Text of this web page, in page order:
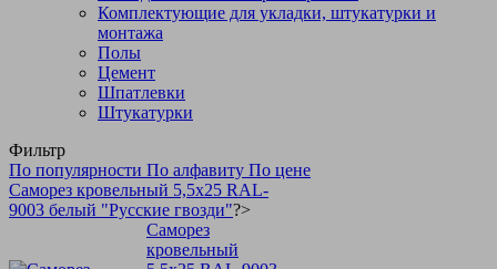
Комплектующие для укладки, штукатурки и
монтажа
Полы
Цемент
Шпатлевки
Штукатурки
Фильтр
По популярности По алфавиту По цене
Саморез кровельный 5,5х25 RAL-
9003 белый "Русские гвозди"?>
Саморез
кровельный